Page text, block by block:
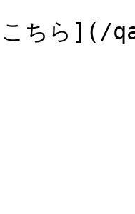
[こちら](/